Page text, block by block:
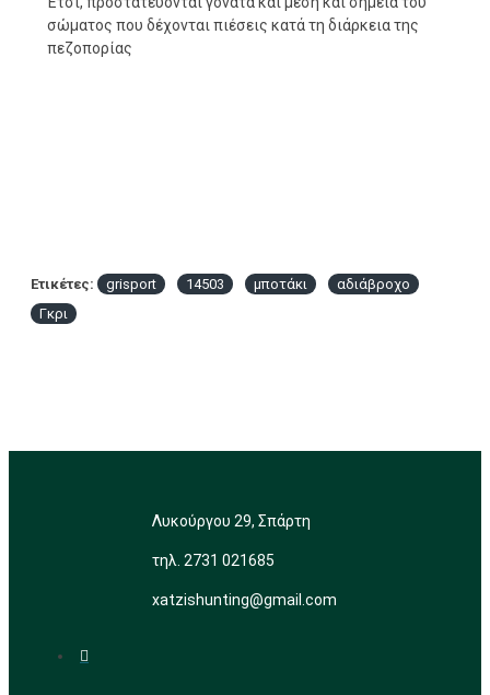
σώματος που δέχονται πιέσεις κατά τη διάρκεια της
πεζοπορίας
Ετικέτες: grisport 14503 μποτάκι
αδιάβροχο
Γκρι
Λυκούργου 29, Σπάρτη
τηλ. 2731 021685
xatzishunting@gmail.com